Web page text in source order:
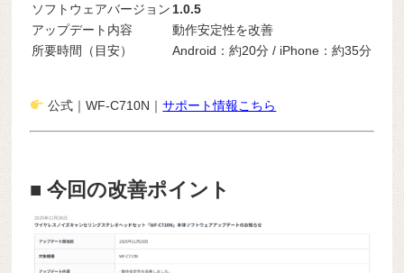
ソフトウェアバージョン 1.0.5
アップデート内容
動作安定性を改善
所要時間（目安）
Android：約20分 / iPhone：約35分
公式｜WF-C710N｜サポート情報こちら
■ 今回の改善ポイント